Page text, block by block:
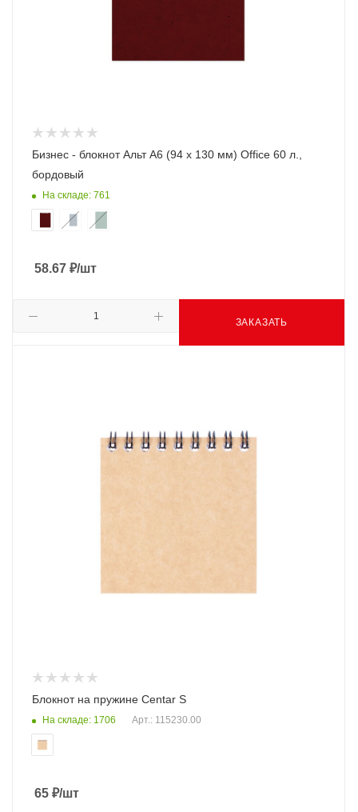
Бизнес - блокнот Альт А6 (94 х 130 мм) Office 60 л.,
бордовый
На складе: 761
58.67 ₽/шт
ЗАКАЗАТЬ
Блокнот на пружине Centar S
На складе: 1706 Арт.: 115230.00
65 ₽/шт